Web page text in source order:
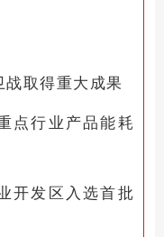
取得重大成果
点行业产品能耗
开发区入选首批